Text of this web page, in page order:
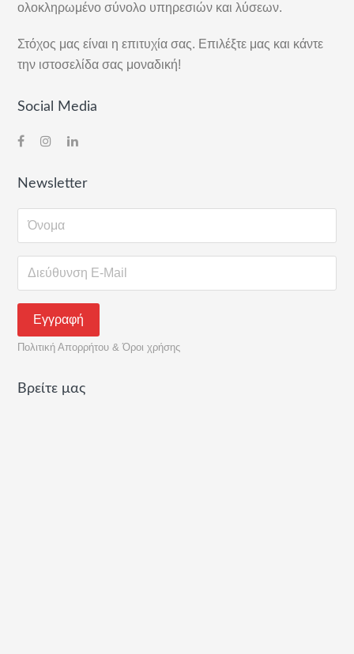
ολοκληρωμένο σύνολο υπηρεσιών και λύσεων.
Στόχος μας είναι η επιτυχία σας. Επιλέξτε μας και κάντε
την ιστοσελίδα σας μοναδική!
Social Media
Newsletter
Πολιτική Απορρήτου & Όροι χρήσης
Βρείτε μας